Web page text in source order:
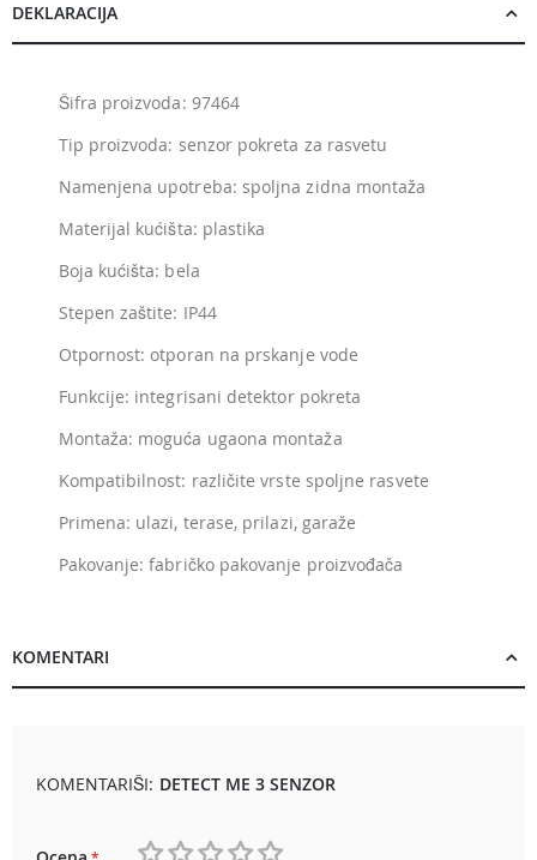
DEKLARACIJA
Šifra proizvoda: 97464
Tip proizvoda: senzor pokreta za rasvetu
Namenjena upotreba: spoljna zidna montaža
Materijal kućišta: plastika
Boja kućišta: bela
Stepen zaštite: IP44
Otpornost: otporan na prskanje vode
Funkcije: integrisani detektor pokreta
Montaža: moguća ugaona montaža
Kompatibilnost: različite vrste spoljne rasvete
Primena: ulazi, terase, prilazi, garaže
Pakovanje: fabričko pakovanje proizvođača
KOMENTARI
KOMENTARIŠI: DETECT ME 3 SENZOR